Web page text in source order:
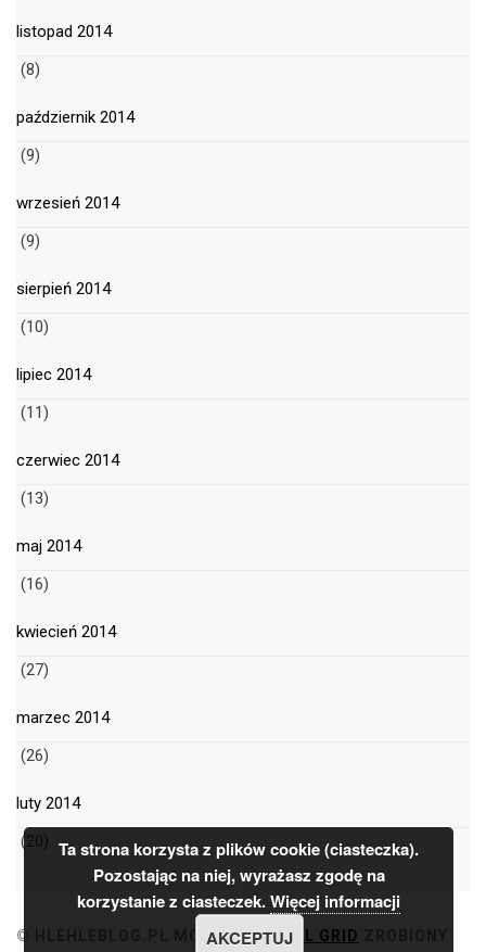
listopad 2014
(8)
październik 2014
(9)
wrzesień 2014
(9)
sierpień 2014
(10)
lipiec 2014
(11)
czerwiec 2014
(13)
maj 2014
(16)
kwiecień 2014
(27)
marzec 2014
(26)
luty 2014
(20)
© HLEHLEBLOG.PL MOTYWMINIMAL GRID
Ta strona korzysta z plików cookie (ciasteczka).
Pozostając na niej, wyrażasz zgodę na
korzystanie z ciasteczek.Więcej informacji
AKCEPTUJ